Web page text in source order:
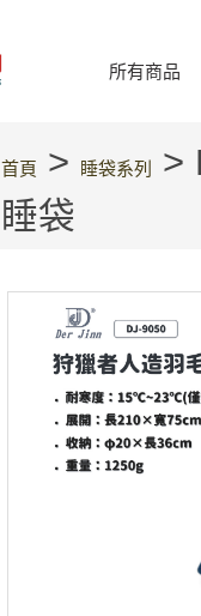
所有商品
首頁 > 睡袋系列
>
睡袋